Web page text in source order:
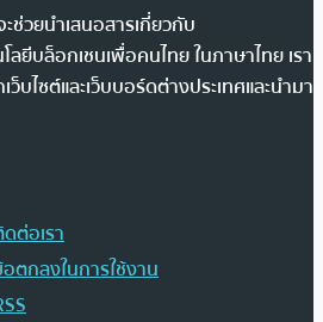
ช่วยนำเสนอสารเกี่ยวกับ
ลยีบล็อกเชนเพื่อคนไทย ในภาษาไทย เรา
ไซต์และเว็บบอร์ดต่างประเทศและนำมา
ต่อเรา
ตกลงในการใช้งาน